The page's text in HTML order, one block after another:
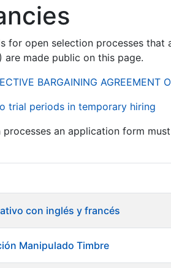
for open selection processes
are made public on this page.
BARGAINING AGREEMENT
trial periods in temporary hiring
processes an application form
con inglés y francés
Manipulado Timbre